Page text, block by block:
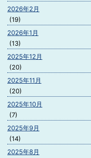
2026年2月
(19)
2026年1月
(13)
2025年12月
(20)
2025年11月
(20)
2025年10月
(7)
2025年9月
(14)
2025年8月